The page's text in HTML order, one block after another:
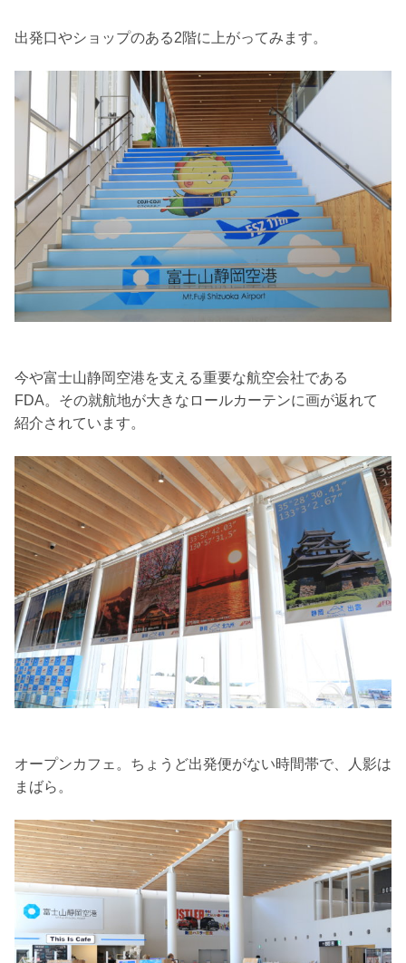
出発口やショップのある2階に上がってみます。
今や富士山静岡空港を支える重要な航空会社である
FDA。その就航地が大きなロールカーテンに画が返れて
紹介されています。
オープンカフェ。ちょうど出発便がない時間帯で、人影は
まばら。